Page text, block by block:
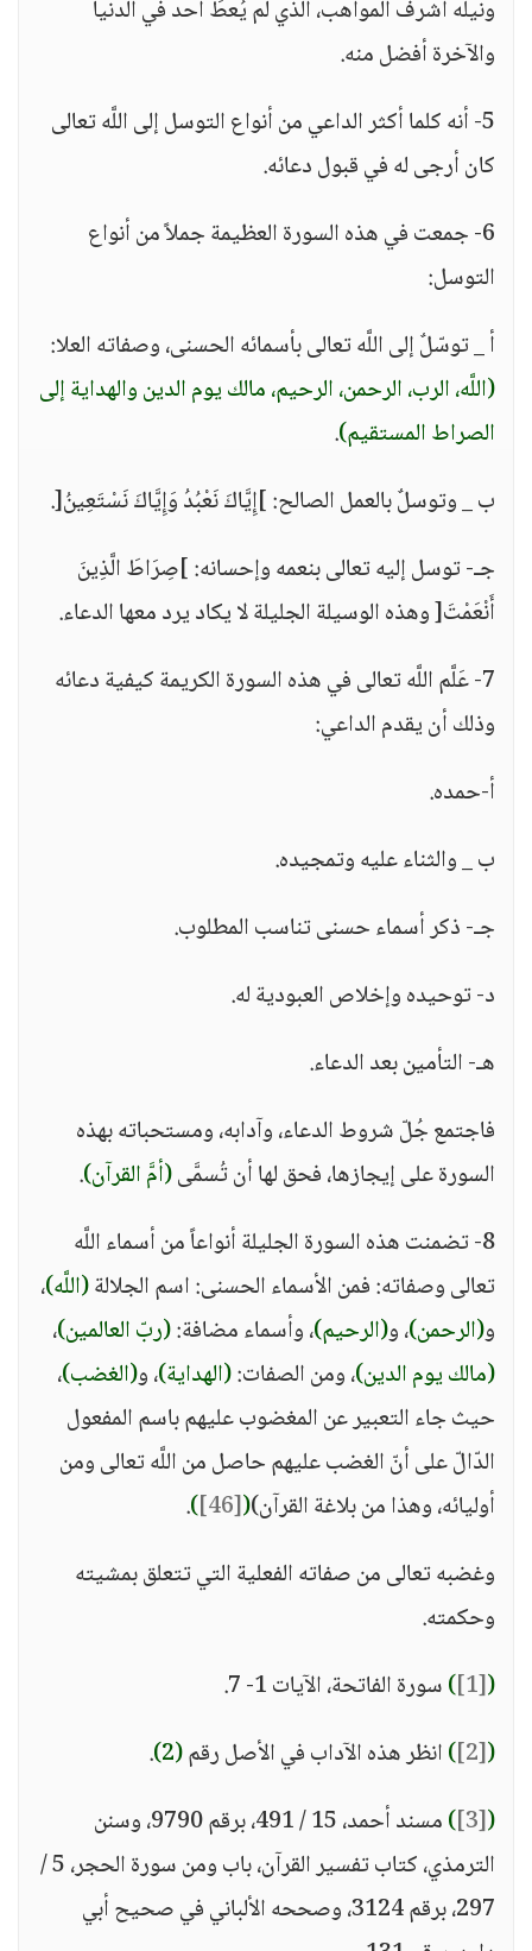
ونيله أشرف المواهب، الذي لم يُعطَ أحد في الدنيا
والآخرة أفضل منه.
5- أنه كلما أكثر الداعي من أنواع التوسل إلى اللَّه تعالى
كان أرجى له في قبول دعائه.
6- جمعت في هذه السورة العظيمة جملاً من أنواع
التوسل:
أ _ توسّلٌ إلى اللَّه تعالى بأسمائه الحسنى، وصفاته العلا:
(اللَّه، الرب، الرحمن، الرحيم، مالك يوم الدين والهداية إلى
الصراط المستقيم).
ب _ وتوسلٌ بالعمل الصالح: ]إِيَّاكَ نَعْبُدُ وَإِيَّاكَ نَسْتَعِينُ[.
جـ- توسل إليه تعالى بنعمه وإحسانه: ]صِرَاطَ الَّذِينَ
أَنْعَمْتَ[ وهذه الوسيلة الجليلة لا يكاد يرد معها الدعاء.
7- عَلَّم اللَّه تعالى في هذه السورة الكريمة كيفية دعائه
وذلك أن يقدم الداعي:
أ-حمده.
ب _ والثناء عليه وتمجيده.
جـ- ذكر أسماء حسنى تناسب المطلوب.
د- توحيده وإخلاص العبودية له.
هـ- التأمين بعد الدعاء.
فاجتمع جُلّ شروط الدعاء، وآدابه، ومستحباته بهذه
السورة على إيجازها، فحق لها أن تُسمَّى(أمَّ القرآن).
8- تضمنت هذه السورة الجليلة أنواعاً من أسماء اللَّه
تعالى وصفاته: فمن الأسماء الحسنى: اسم الجلالة(اللَّه)،
و(الرحمن)، و(الرحيم)، وأسماء مضافة:(ربّ العالمين)،
(مالك يوم الدين)، ومن الصفات:(الهداية)، و(الغضب)،
حيث جاء التعبير عن المغضوب عليهم باسم المفعول
الدّالّ على أنّ الغضب عليهم حاصل من اللَّه تعالى ومن
أوليائه، وهذا من بلاغة القرآن)(
[46]
)
.
وغضبه تعالى من صفاته الفعلية التي تتعلق بمشيته
وحكمته.
(
[1]
)سورة الفاتحة، الآيات 1- 7.
(
[2]
)انظر هذه الآداب في الأصل رقم(2)
.
(
[3]
)
مسند أحمد، 15 / 491، برقم 9790، وسنن
الترمذي، كتاب تفسير القرآن، باب ومن سورة الحجر، 5 /
297، برقم 3124، وصححه الألباني في صحيح أبي